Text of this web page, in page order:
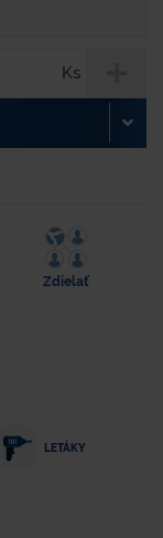
Ks
Zdielať
LETÁKY